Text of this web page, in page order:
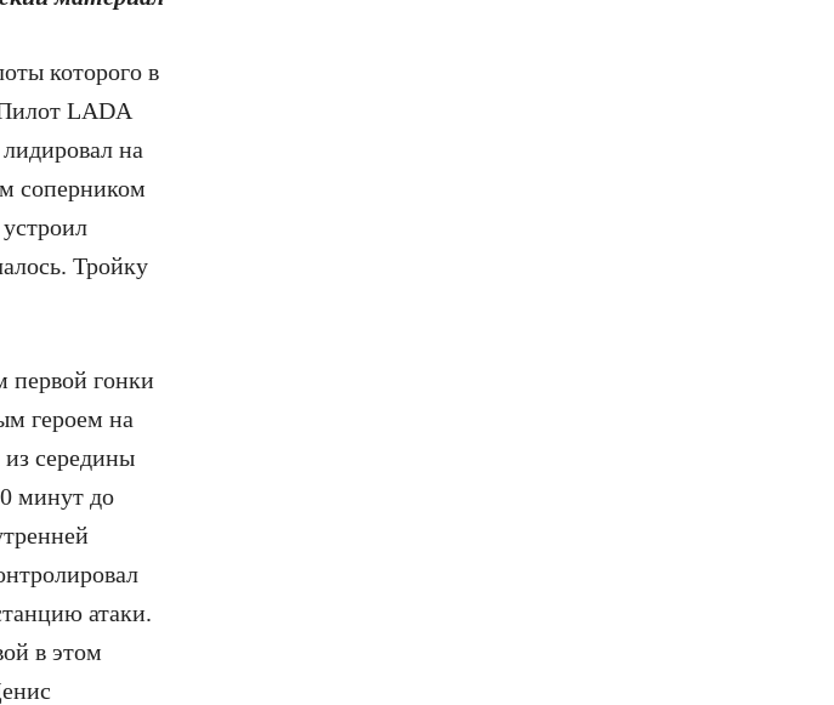
которого в
LADA
на
соперником
Тройку
первой гонки
героем на
середины
минут до
атаки.
в этом